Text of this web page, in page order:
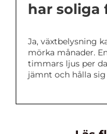
har soliga
Ja, växtbelysning
mörka månader.
timmars ljus per
jämnt och hålla